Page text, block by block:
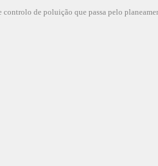
de poluição que passa pelo